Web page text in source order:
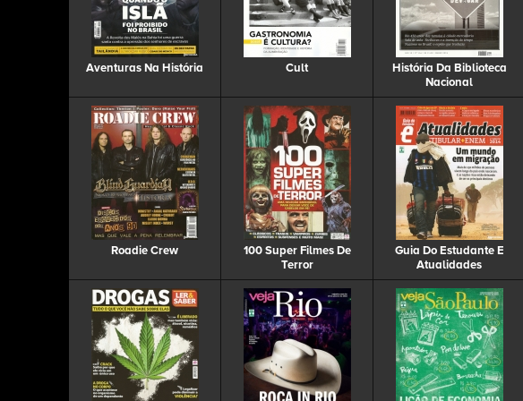
Aventuras Na História Cult
História Da Biblioteca
Nacional
Roadie Crew
100 Super Filmes De
Terror
Guia Do Estudante E
Atualidades